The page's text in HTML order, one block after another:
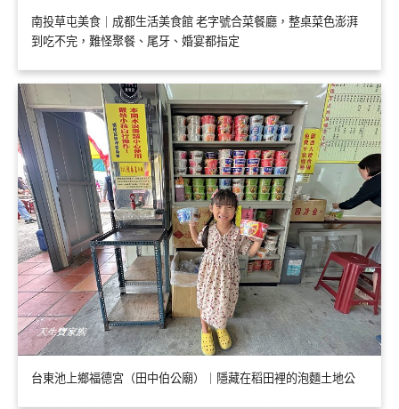
南投草屯美食｜成都生活美食館 老字號合菜餐廳，整桌菜色澎湃
到吃不完，難怪聚餐、尾牙、婚宴都指定
台東池上鄉福德宮（田中伯公廟）｜隱藏在稻田裡的泡麵土地公